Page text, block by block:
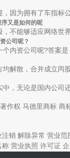
因为拥有了车指标
又是如何的呢
不能够适应网络世
公司呢？
内资公司呢?答案
解散，合并成立丙
，无论是国内公司
作权 马德里商标 商
注销 解除异常 营业范
称 营业执照 许可证